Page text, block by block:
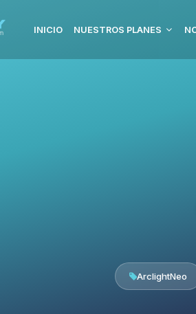
INICIO NUESTROS PLANES
ArclightNeo